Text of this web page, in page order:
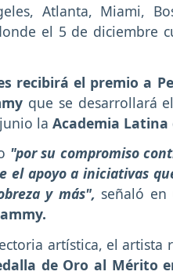
Atlanta, Miami,
el 5 de diciembre
recibirá el premio a
que se desarrollará
la Academia Latina
"por su compromiso
apoyo a iniciativas
y más", señaló en
artística, el artista
de Oro al Mérito